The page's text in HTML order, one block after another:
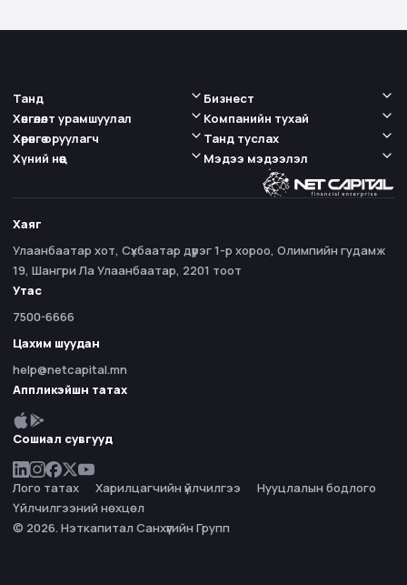
Танд
Хөнгөлөлт урамшуулал
Бизнест
Компанийн тухай
Хөрөнгө оруулагч
Хүний нөөц
Танд туслах
Мэдээ мэдээлэл
Хаяг
Улаанбаатар хот, Сүхбаатар дүүрэг 1-р хороо, Олимпийн гудамж
19, Шангри Ла Улаанбаатар, 2201 тоот
Утас
7500-6666
Цахим шуудан
help@netcapital.mn
Аппликэйшн татах
Сошиал сувгууд
Лого татах Харилцагчийн үйлчилгээ
Нууцлалын бодлого
Үйлчилгээний нөхцөл
© 2026. Нэткапитал Санхүүгийн Групп